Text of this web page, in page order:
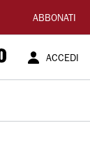
ABBONATI
ACCEDI